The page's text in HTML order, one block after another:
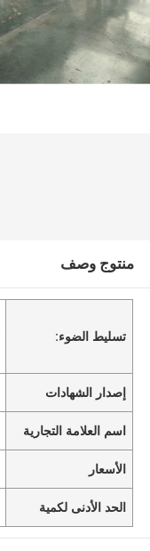
منتوج وصف
تسليط الضوء:
إصدار الشهادات
اسم العلامة التجارية
الأسعار
الحد الأدنى لكمية